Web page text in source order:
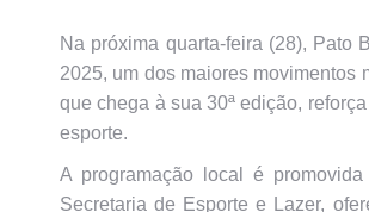
Na próxima quarta-feira (28), Pato
2025, um dos maiores movimentos
que chega à sua 30ª edição,
esporte.
A programação local é
Secretaria de Esporte e Lazer,